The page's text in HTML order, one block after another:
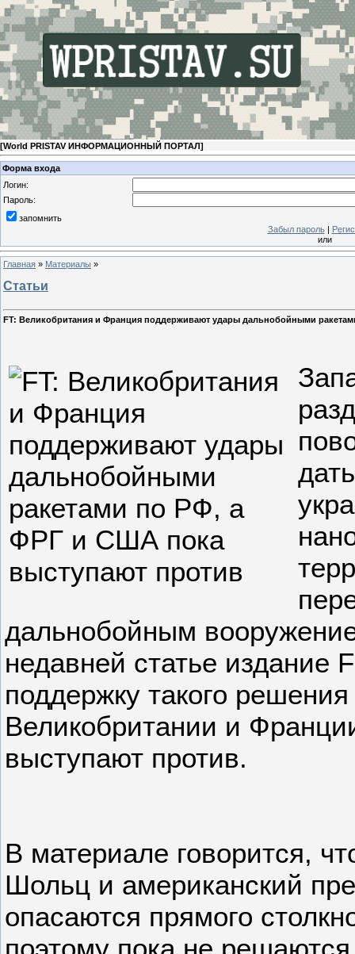
[World PRISTAV ИНФОРМАЦИОННЫЙ ПОРТАЛ]
Форма входа
Логин:
Пароль:
запомнить
Забыл пароль|
или
Главная » Материалы »
Статьи
FT: Великобритания и Франция поддерживают удары дальнобойными
дальнобойным
недавней статье издание
поддержку такого
Великобритании и
выступают против.
В материале говорится,
Шольц и американский
опасаются прямого